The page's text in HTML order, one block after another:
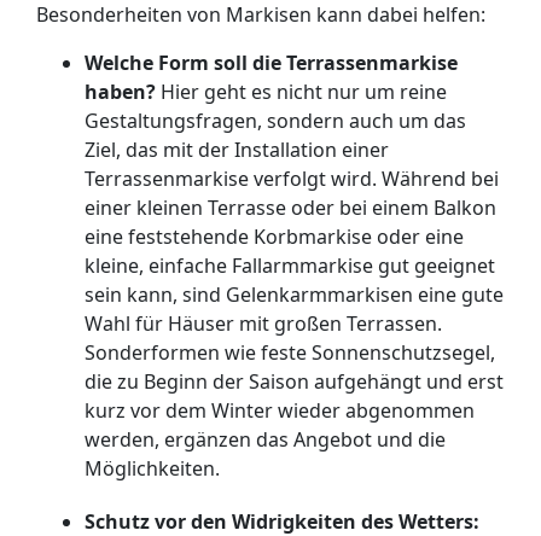
Besonderheiten von Markisen kann dabei helfen:
Welche Form soll die Terrassenmarkise
haben? Hier geht es nicht nur um reine
Gestaltungsfragen, sondern auch um das
Ziel, das mit der Installation einer
Terrassenmarkise verfolgt wird. Während bei
einer kleinen Terrasse oder bei einem Balkon
eine feststehende Korbmarkise oder eine
kleine, einfache Fallarmmarkise gut geeignet
sein kann, sind Gelenkarmmarkisen eine gute
Wahl für Häuser mit großen Terrassen.
Sonderformen wie feste Sonnenschutzsegel,
die zu Beginn der Saison aufgehängt und erst
kurz vor dem Winter wieder abgenommen
werden, ergänzen das Angebot und die
Möglichkeiten.
Schutz vor den Widrigkeiten des Wetters: